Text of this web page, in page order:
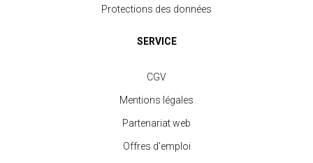
Protections des données
SERVICE
CGV
Mentions légales
Partenariat web
Offres d'emploi